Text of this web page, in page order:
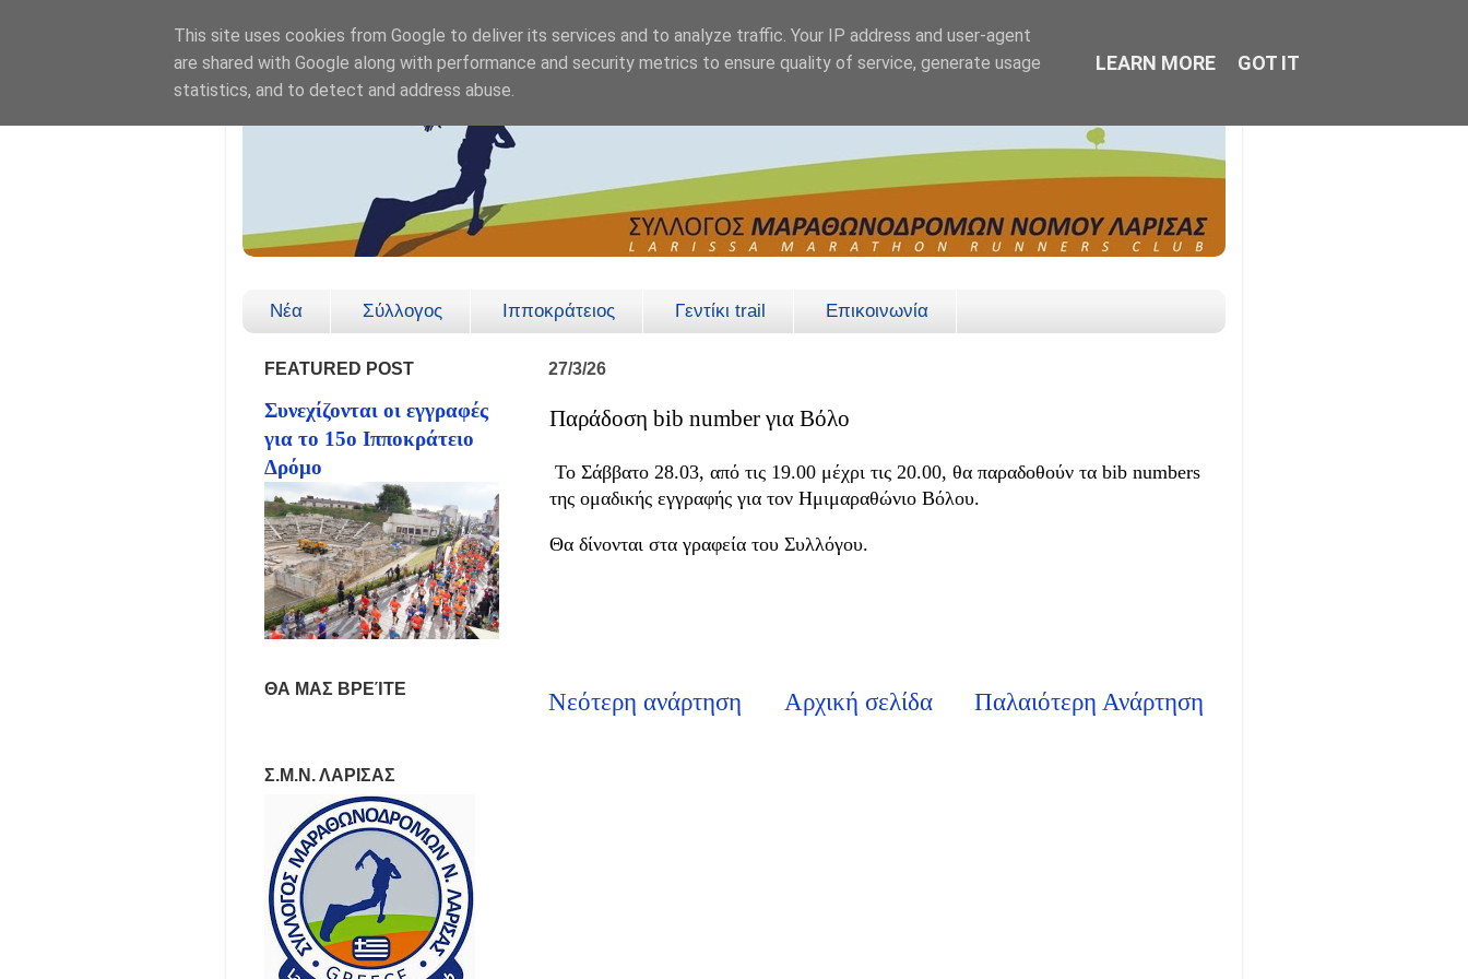
Νέα Σύλλογος Ιπποκράτειος Γεντίκι trail Επικοινωνία
27/3/26
Παράδοση bib number για Βόλο
Το Σάββατο 28.03, από τις 19.00 μέχρι τις 20.00, θα παραδοθούν τα bib numbers
της ομαδικής εγγραφής για τον Ημιμαραθώνιο Βόλου.
Θα δίνονται στα γραφεία του Συλλόγου.
Νεότερη ανάρτηση Παλαιότερη Ανάρτηση
Αρχική σελίδα
FEATURED POST
Συνεχίζονται οι εγγραφές
για το 15ο Ιπποκράτειο
Δρόμο
ΘΑ ΜΑΣ ΒΡΕΊΤΕ
Σ.Μ.Ν. ΛΑΡΙΣΑΣ
This site uses cookies from Google to deliver its services and to analyze traffic. Your IP address and user-agent
are shared with Google along with performance and security metrics to ensure quality of service, generate usage
statistics, and to detect and address abuse.
LEARN MORE GOT IT